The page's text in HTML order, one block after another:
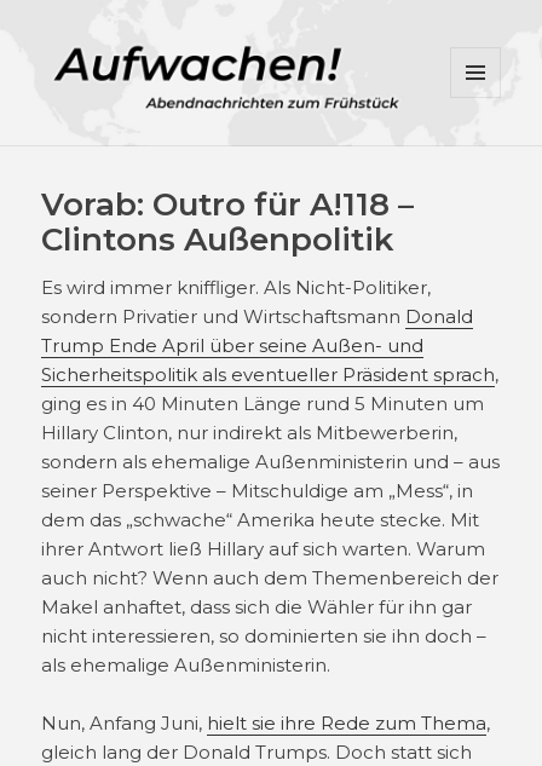
WIDGETS
Vorab: Outro für A!118 –
Clintons Außenpolitik
Es wird immer kniffliger. Als Nicht-Politiker,
sondern Privatier und Wirtschaftsmann Donald
Trump Ende April über seine Außen- und
Sicherheitspolitik als eventueller Präsident sprach,
ging es in 40 Minuten Länge rund 5 Minuten um
Hillary Clinton, nur indirekt als Mitbewerberin,
sondern als ehemalige Außenministerin und – aus
seiner Perspektive – Mitschuldige am „Mess“, in
dem das „schwache“ Amerika heute stecke. Mit
ihrer Antwort ließ Hillary auf sich warten. Warum
auch nicht? Wenn auch dem Themenbereich der
Makel anhaftet, dass sich die Wähler für ihn gar
nicht interessieren, so dominierten sie ihn doch –
als ehemalige Außenministerin.
Nun, Anfang Juni, hielt sie ihre Rede zum Thema,
gleich lang der Donald Trumps. Doch statt sich